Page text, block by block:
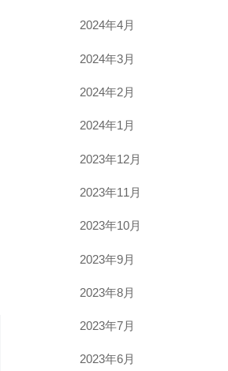
2024年4月
2024年3月
2024年2月
2024年1月
2023年12月
2023年11月
2023年10月
2023年9月
2023年8月
2023年7月
2023年6月